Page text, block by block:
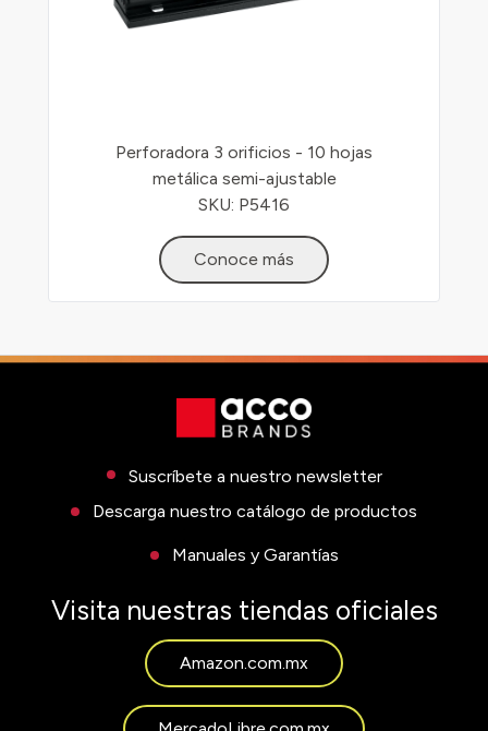
Perforadora 3 orificios - 10 hojas
metálica semi-ajustable
SKU: P5416
Conoce más
Suscríbete a nuestro newsletter
Descarga nuestro catálogo de productos
Manuales y Garantías
Visita nuestras tiendas oficiales
Amazon.com.mx